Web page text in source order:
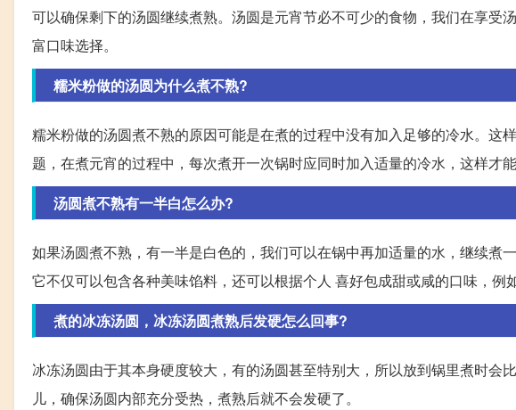
可以确保剩下的汤圆继续煮熟。汤圆是元宵节必不可少的食物，我们在享受
富口味选择。
糯米粉做的汤圆为什么煮不熟?
糯米粉做的汤圆煮不熟的原因可能是在煮的过程中没有加入足够的冷水。这
题，在煮元宵的过程中，每次煮开一次锅时应同时加入适量的冷水，这样才
汤圆煮不熟有一半白怎么办?
如果汤圆煮不熟，有一半是白色的，我们可以在锅中再加适量的水，继续煮
它不仅可以包含各种美味馅料，还可以根据个人 喜好包成甜或咸的口味，例
煮的冰冻汤圆，冰冻汤圆煮熟后发硬怎么回事?
冰冻汤圆由于其本身硬度较大，有的汤圆甚至特别大，所以放到锅里煮时会
儿，确保汤圆内部充分受热，煮熟后就不会发硬了。